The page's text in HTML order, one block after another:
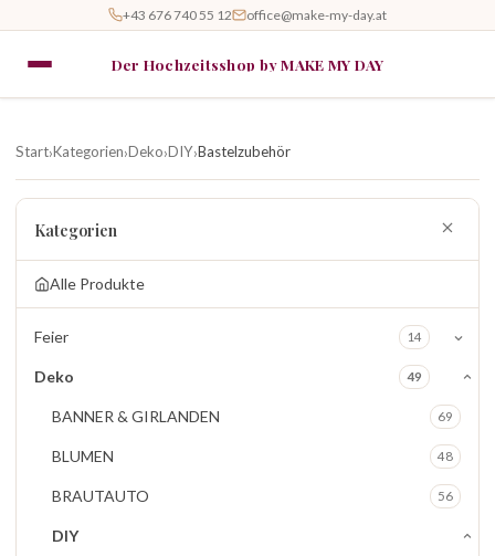
+43 676 740 55 12 office@make-my-day.at
Der Hochzeitsshop by MAKE MY DAY
Start›Kategorien›Deko›DIY›Bastelzubehör
Kategorien
Alle Produkte
Feier 14
Deko 49
BANNER & GIRLANDEN 69
BLUMEN 48
BRAUTAUTO 56
DIY